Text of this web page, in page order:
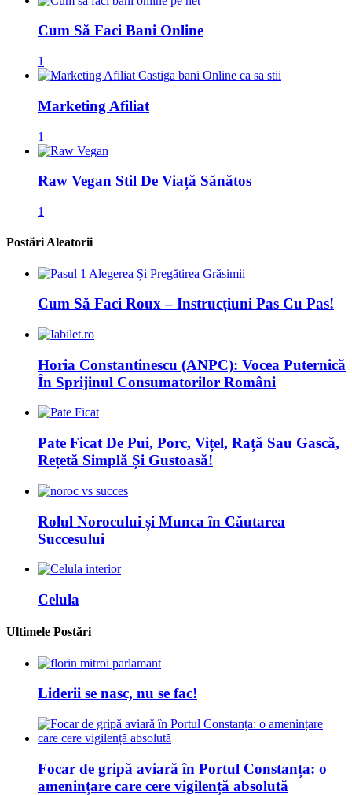
Cum Să Faci Bani Online
1
Marketing Afiliat
1
Raw Vegan Stil De Viață Sănătos
1
Postări Aleatorii
Cum Să Faci Roux – Instrucțiuni Pas Cu Pas!
Horia Constantinescu (ANPC): Vocea Puternică
În Sprijinul Consumatorilor Români
Pate Ficat De Pui, Porc, Vițel, Rață Sau Gască,
Rețetă Simplă Și Gustoasă!
Rolul Norocului și Munca în Căutarea
Succesului
Celula
Ultimele Postări
Liderii se nasc, nu se fac!
Focar de gripă aviară în Portul Constanța: o
amenințare care cere vigilență absolută